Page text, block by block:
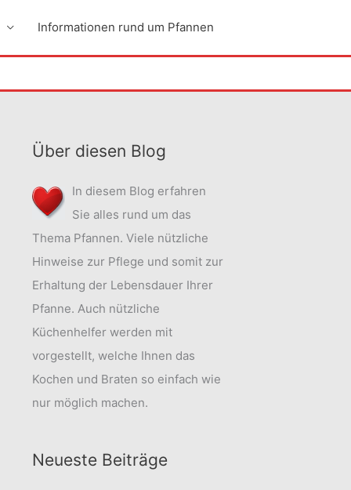
Informationen rund um Pfannen
Über diesen Blog
In diesem Blog erfahren
Sie alles rund um das
Thema Pfannen. Viele nützliche
Hinweise zur Pflege und somit zur
Erhaltung der Lebensdauer Ihrer
Pfanne. Auch nützliche
Küchenhelfer werden mit
vorgestellt, welche Ihnen das
Kochen und Braten so einfach wie
nur möglich machen.
Neueste Beiträge